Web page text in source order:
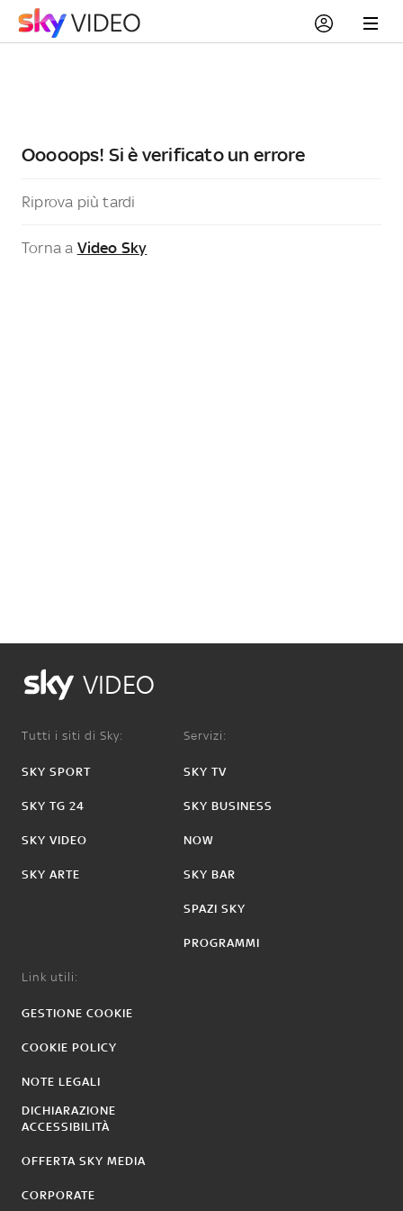
Ooooops! Si è verificato un errore
Riprova più tardi
Torna a Video Sky
VIDEO
Tutti i siti di Sky:
SKY SPORT
SKY TG 24
SKY VIDEO
SKY ARTE
Servizi:
SKY TV
SKY BUSINESS
NOW
SKY BAR
SPAZI SKY
PROGRAMMI
Link utili:
GESTIONE COOKIE
COOKIE POLICY
NOTE LEGALI
DICHIARAZIONE
ACCESSIBILITÀ
OFFERTA SKY MEDIA
CORPORATE